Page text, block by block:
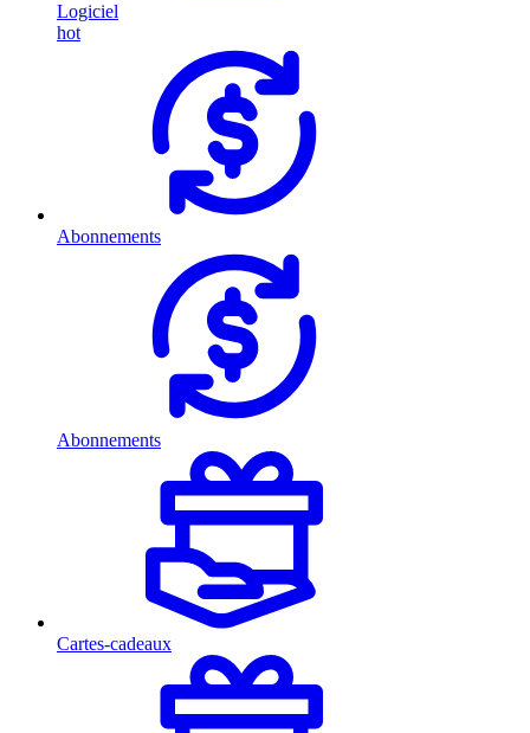
Logiciel
hot
Abonnements
Abonnements
Cartes-cadeaux